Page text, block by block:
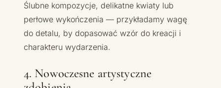
Ślubne kompozycje, delikatne kwiaty lub
perłowe wykończenia — przykładamy wagę
do detalu, by dopasować wzór do kreacji i
charakteru wydarzenia.
4. Nowoczesne artystyczne